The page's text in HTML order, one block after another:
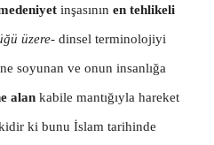
inşasının en tehlikeli
üzere- dinsel terminolojiyi
soyunan ve onun insanlığa
alan kabile mantığıyla hareket
ki bunu İslam tarihinde